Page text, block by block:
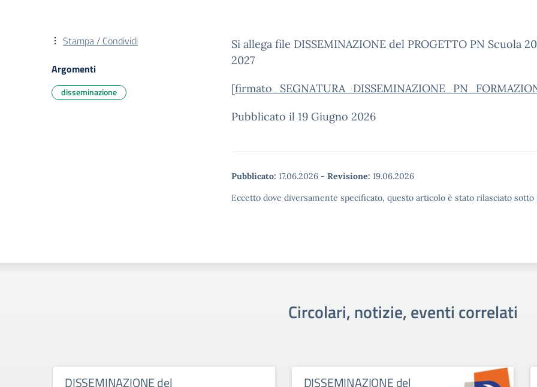
Si allega file DISSEMINAZIONE del PROGETTO PN Scuola
2027
[
Pubblicato il 19 Giugno 2026
Pubblicato: 17.06.2026 - Revisione: 19.06.2026
Eccetto dove diversamente specificato, questo articolo è stato rilasciato
Stampa / Condividi
Argomenti
disseminazione
Circolari, notizie, eventi correlati
DISSEMINAZIONE del DISSEMINAZIONE del